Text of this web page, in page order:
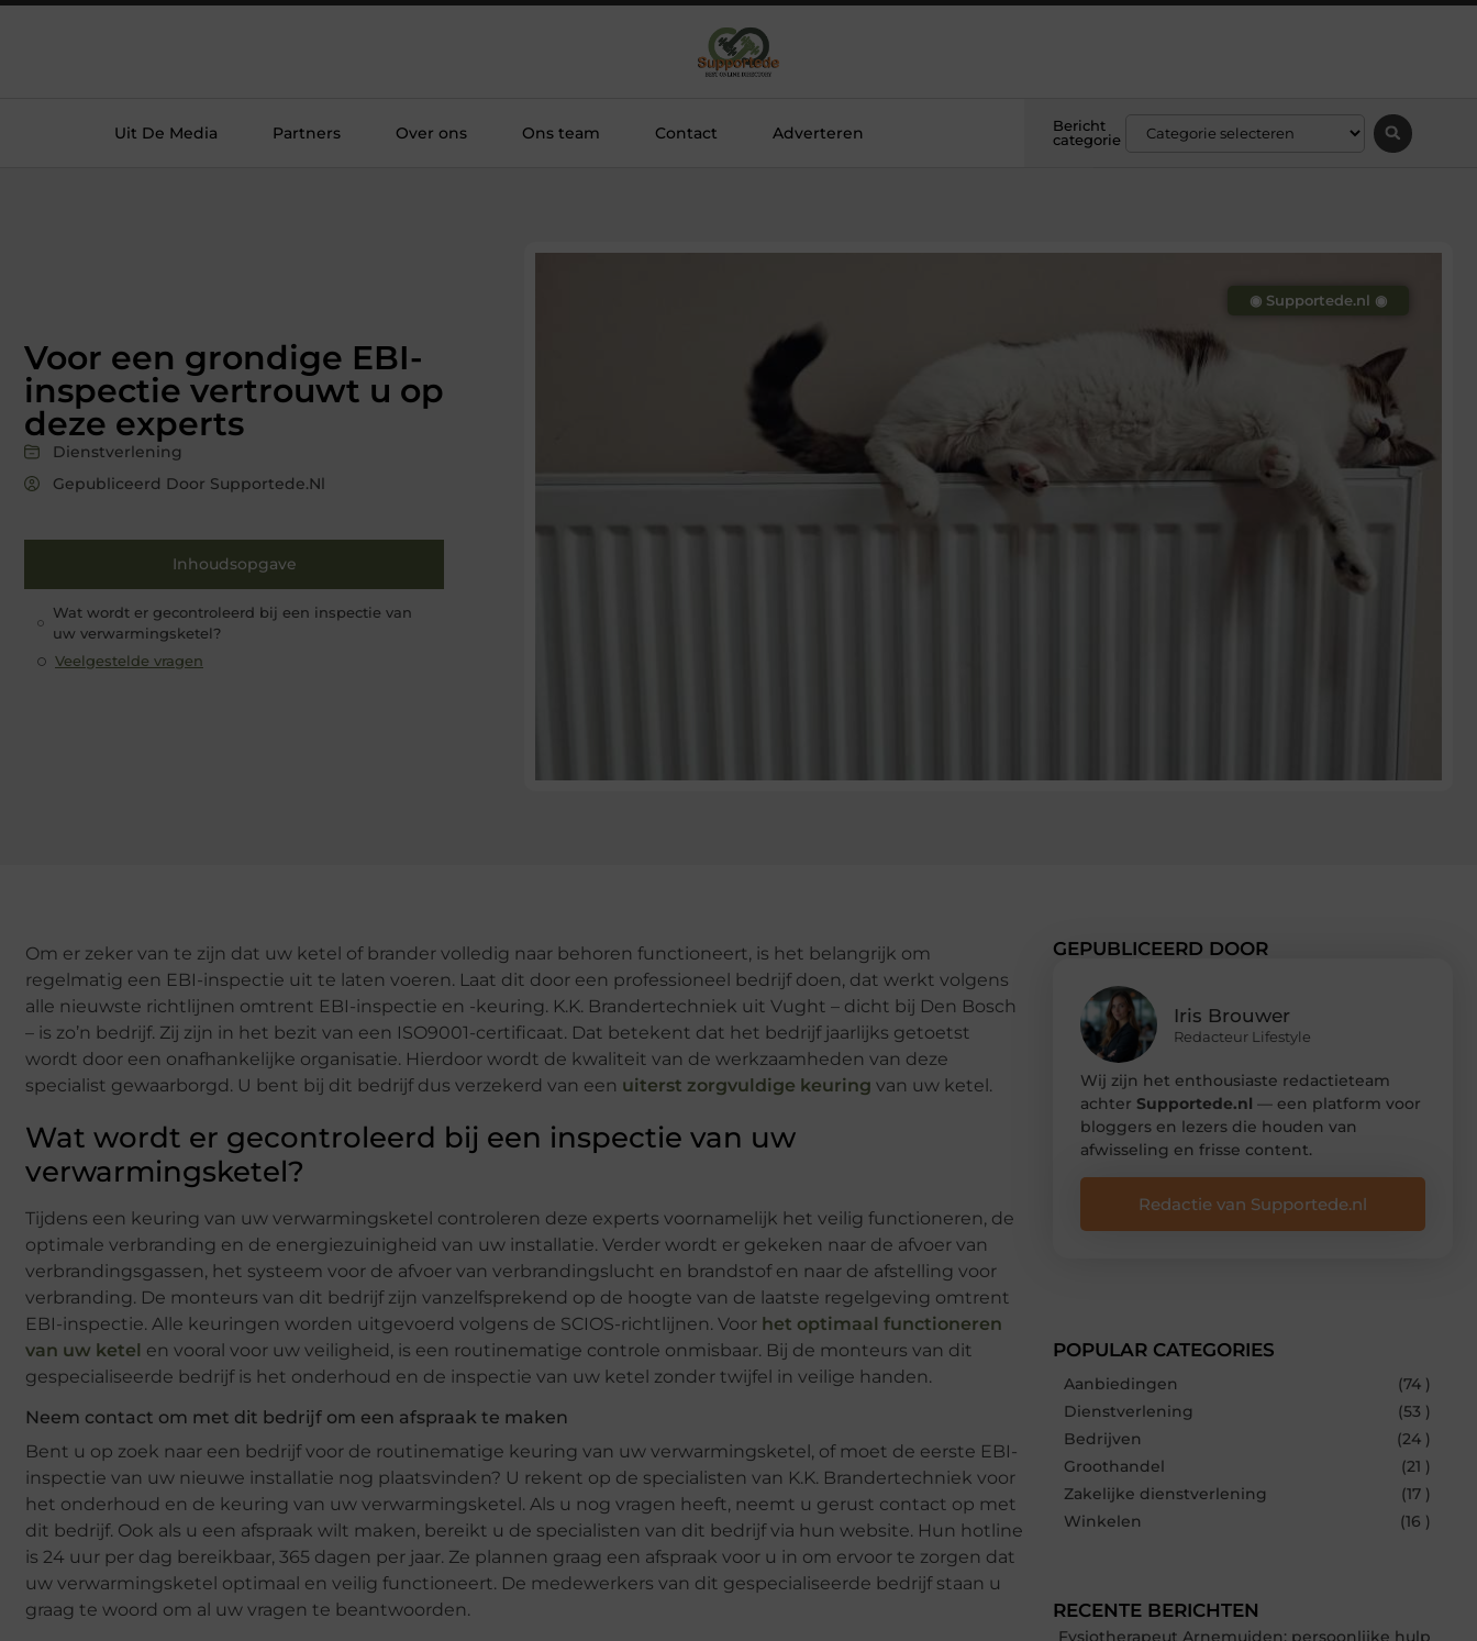
Uit De Media Partners Over ons Ons team Contact Adverteren
Bericht
categorie
Voor een grondige EBI-
inspectie vertrouwt u op
deze experts
Dienstverlening
Gepubliceerd Door Supportede.nl
Inhoudsopgave
Wat wordt er gecontroleerd bij een inspectie van
uw verwarmingsketel?
Veelgestelde vragen
◉ Supportede.nl ◉
Om er zeker van te zijn dat uw ketel of brander volledig naar behoren functioneert, is het belangrijk om
regelmatig een EBI-inspectie uit te laten voeren. Laat dit door een professioneel bedrijf doen, dat werkt volgens
alle nieuwste richtlijnen omtrent EBI-inspectie en -keuring. K.K. Brandertechniek uit Vught – dicht bij Den Bosch
– is zo’n bedrijf. Zij zijn in het bezit van een ISO9001-certificaat. Dat betekent dat het bedrijf jaarlijks getoetst
wordt door een onafhankelijke organisatie. Hierdoor wordt de kwaliteit van de werkzaamheden van deze
specialist gewaarborgd. U bent bij dit bedrijf dus verzekerd van een uiterst zorgvuldige keuring van uw ketel.
Wat wordt er gecontroleerd bij een inspectie van uw
verwarmingsketel?
Tijdens een keuring van uw verwarmingsketel controleren deze experts voornamelijk het veilig functioneren, de
optimale verbranding en de energiezuinigheid van uw installatie. Verder wordt er gekeken naar de afvoer van
verbrandingsgassen, het systeem voor de afvoer van verbrandingslucht en brandstof en naar de afstelling voor
verbranding. De monteurs van dit bedrijf zijn vanzelfsprekend op de hoogte van de laatste regelgeving omtrent
EBI-inspectie. Alle keuringen worden uitgevoerd volgens de SCIOS-richtlijnen. Voor het optimaal functioneren
van uw ketel en vooral voor uw veiligheid, is een routinematige controle onmisbaar. Bij de monteurs van dit
gespecialiseerde bedrijf is het onderhoud en de inspectie van uw ketel zonder twijfel in veilige handen.
Neem contact om met dit bedrijf om een afspraak te maken
Bent u op zoek naar een bedrijf voor de routinematige keuring van uw verwarmingsketel, of moet de eerste EBI-
inspectie van uw nieuwe installatie nog plaatsvinden? U rekent op de specialisten van K.K. Brandertechniek voor
het onderhoud en de keuring van uw verwarmingsketel. Als u nog vragen heeft, neemt u gerust contact op met
dit bedrijf. Ook als u een afspraak wilt maken, bereikt u de specialisten van dit bedrijf via hun website. Hun hotline
is 24 uur per dag bereikbaar, 365 dagen per jaar. Ze plannen graag een afspraak voor u in om ervoor te zorgen dat
uw verwarmingsketel optimaal en veilig functioneert. De medewerkers van dit gespecialiseerde bedrijf staan u
graag te woord om al uw vragen te beantwoorden.
GEPUBLICEERD DOOR
Iris Brouwer
Redacteur Lifestyle
Wij zijn het enthousiaste redactieteam
achter Supportede.nl — een platform voor
bloggers en lezers die houden van
afwisseling en frisse content.
Redactie van Supportede.nl
POPULAR CATEGORIES
Aanbiedingen
(74 )
Dienstverlening
(53 )
Bedrijven
(24 )
Groothandel
(21 )
Zakelijke dienstverlening
(17 )
Winkelen
(16 )
RECENTE BERICHTEN
Fysiotherapeut Arnemuiden: persoonlijke hulp